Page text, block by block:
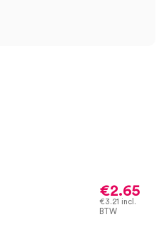
€2.65
€3.21 incl.
BTW